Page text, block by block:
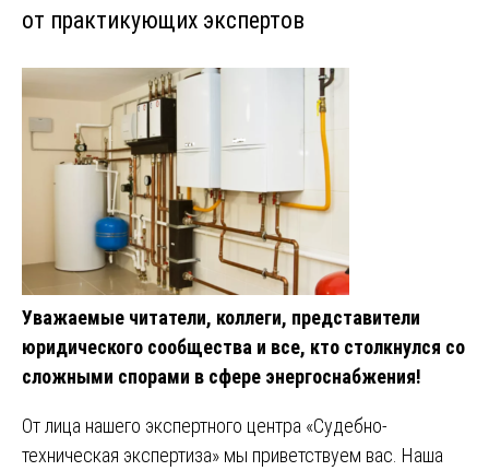
от практикующих экспертов
Уважаемые читатели, коллеги, представители
юридического сообщества и все, кто столкнулся со
сложными спорами в сфере энергоснабжения!
От лица нашего экспертного центра «Судебно-
техническая экспертиза» мы приветствуем вас. Наша